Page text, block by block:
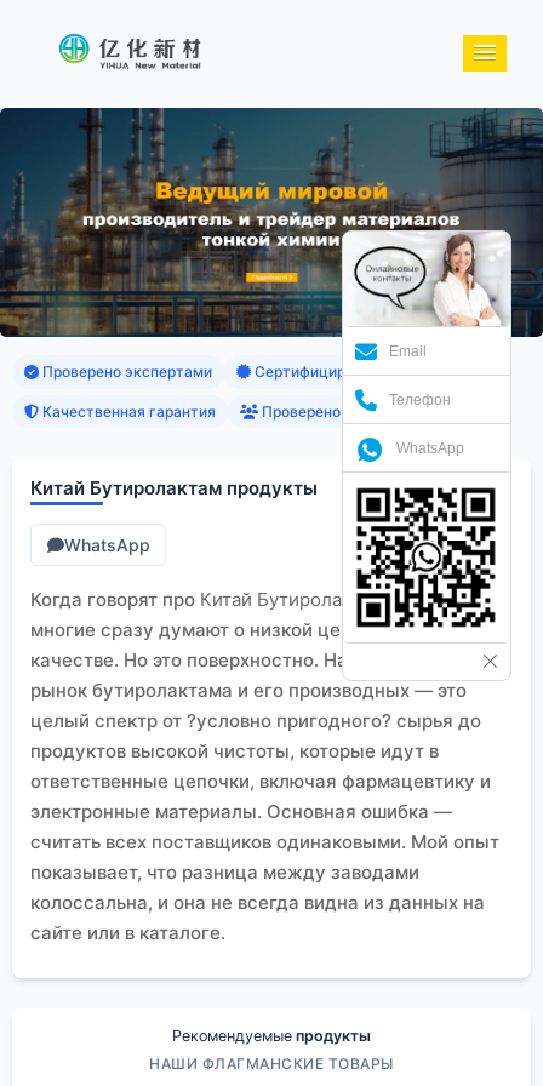
Проверено экспертами Сертифицированные продукты
Качественная гарантия Проверено клиентами
Китай Бутиролактам продукты
WhatsApp
Когда говорят про Китай Бутиролактам продукты,
многие сразу думают о низкой цене и стандартном
качестве. Но это поверхностно. На деле, китайский
рынок бутиролактама и его производных — это
целый спектр от ?условно пригодного? сырья до
продуктов высокой чистоты, которые идут в
ответственные цепочки, включая фармацевтику и
электронные материалы. Основная ошибка —
считать всех поставщиков одинаковыми. Мой опыт
показывает, что разница между заводами
колоссальна, и она не всегда видна из данных на
сайте или в каталоге.
бутиролактамом??
простая. Но его производные, вроде N-
винилпирролидона или поливинилпирролидона
Рекомендуемые продукты
НАШИ ФЛАГМАНСКИЕ ТОВАРЫ
Email
Телефон
WhatsApp